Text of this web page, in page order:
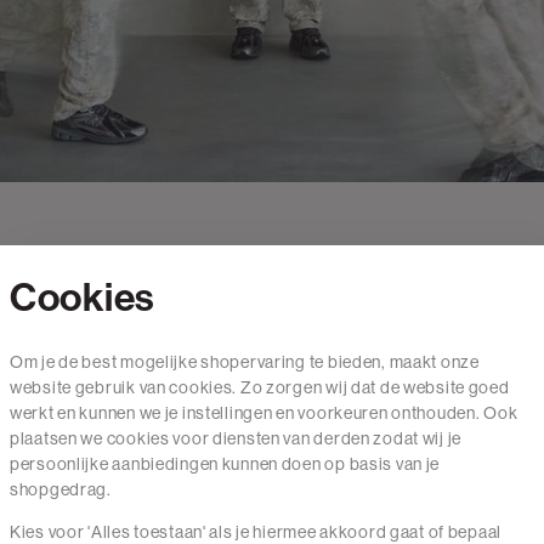
Mail ons
020 - 3412 650
Van maandag t/m vrijdag van 8.30 uur tot 18.00 uur.
Cookies
Om je de best mogelijke shopervaring te bieden, maakt onze
website gebruik van cookies. Zo zorgen wij dat de website goed
werkt en kunnen we je instellingen en voorkeuren onthouden. Ook
plaatsen we cookies voor diensten van derden zodat wij je
persoonlijke aanbiedingen kunnen doen op basis van je
shopgedrag.
Kies voor 'Alles toestaan' als je hiermee akkoord gaat of bepaal